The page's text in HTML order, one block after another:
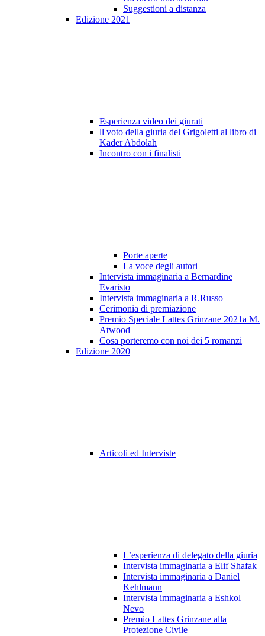
Suggestioni a distanza
Edizione 2021
Esperienza video dei giurati
ll voto della giuria del Grigoletti al libro di
Kader Abdolah
Incontro con i finalisti
Porte aperte
La voce degli autori
Intervista immaginaria a Bernardine
Evaristo
Intervista immaginaria a R.Russo
Cerimonia di premiazione
Premio Speciale Lattes Grinzane 2021a M.
Atwood
Cosa porteremo con noi dei 5 romanzi
Edizione 2020
Articoli ed Interviste
L’esperienza di delegato della giuria
Intervista immaginaria a Elif Shafak
Intervista immaginaria a Daniel
Kehlmann
Intervista immaginaria a Eshkol
Nevo
Premio Lattes Grinzane alla
Protezione Civile